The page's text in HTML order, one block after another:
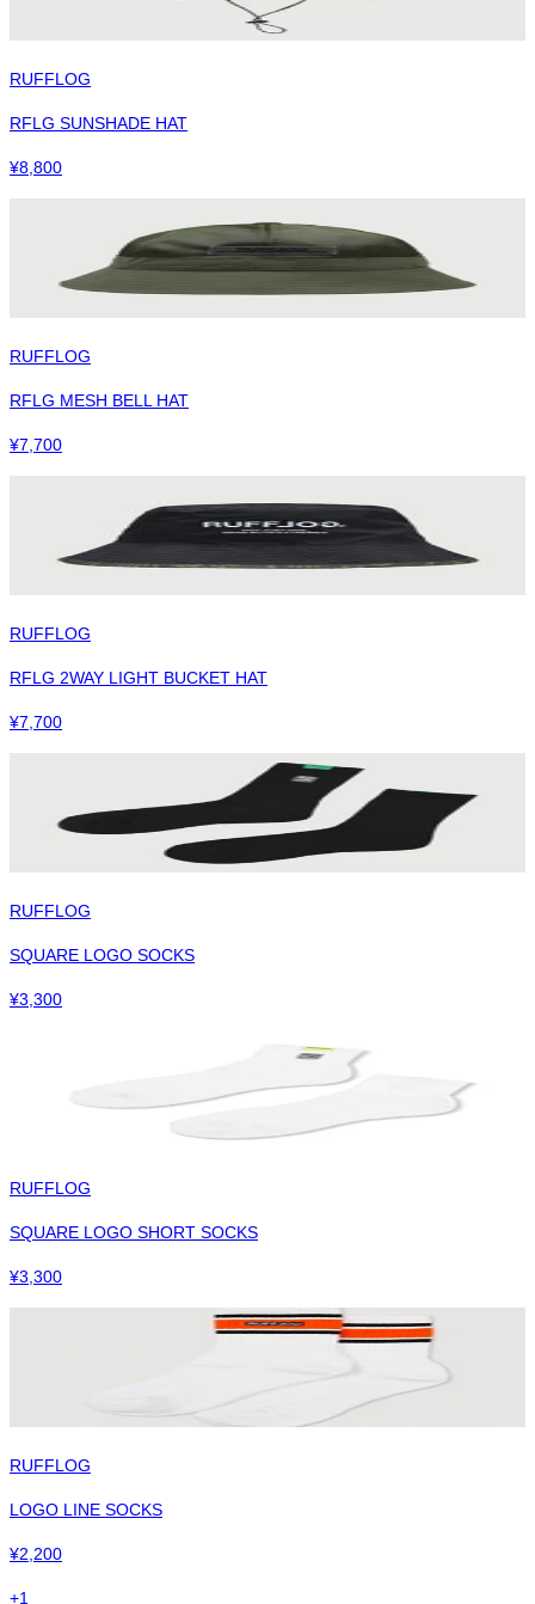
RUFFLOG
RFLG SUNSHADE HAT
¥8,800
RUFFLOG
RFLG MESH BELL HAT
¥7,700
RUFFLOG
RFLG 2WAY LIGHT BUCKET HAT
¥7,700
RUFFLOG
SQUARE LOGO SOCKS
¥3,300
RUFFLOG
SQUARE LOGO SHORT SOCKS
¥3,300
RUFFLOG
LOGO LINE SOCKS
¥2,200
+1